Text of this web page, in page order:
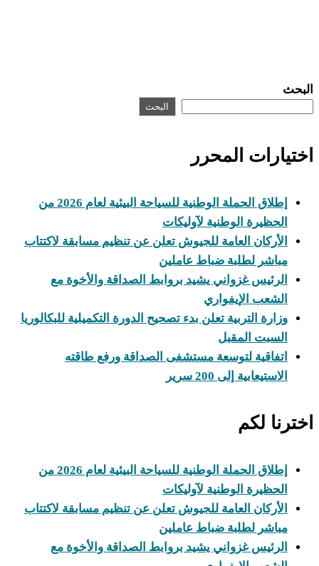
البحث
البحث
اختيارات المحرر
إطلاق الحملة الوطنية للسياحة البيئية لعام 2026 من
الحظيرة الوطنية لآوليكات
الأركان العامة للجيوش تعلن عن تنظيم مسابقة لاكتتاب
مباشر لطلبة ضباط عاملين
الرئيس غزواني يشيد بروابط الصداقة والأخوة مع
الشعب الإيفواري
وزارة التربية تعلن بدء تصحيح الدورة التكميلية للبكالوريا
السبت المقبل
اتفاقية لتوسعة مستشفى الصداقة ورفع طاقته
الاستيعابية إلى 200 سرير
اخترنا لكم
إطلاق الحملة الوطنية للسياحة البيئية لعام 2026 من
الحظيرة الوطنية لآوليكات
الأركان العامة للجيوش تعلن عن تنظيم مسابقة لاكتتاب
مباشر لطلبة ضباط عاملين
الرئيس غزواني يشيد بروابط الصداقة والأخوة مع